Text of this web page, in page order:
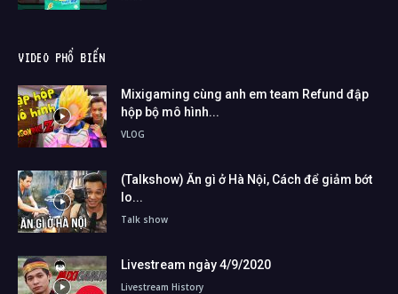
VIDEO PHỔ BIẾN
Mixigaming cùng anh em team Refund đập
hộp bộ mô hình...
VLOG
(Talkshow) Ăn gì ở Hà Nội, Cách để giảm bớt
lo...
Talk show
Livestream ngày 4/9/2020
Livestream History